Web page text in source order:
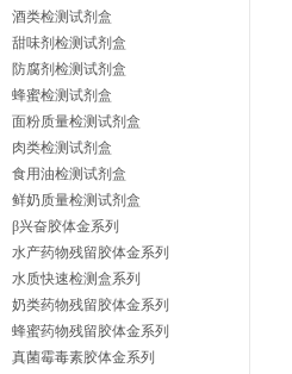
酒类检测试剂盒
甜味剂检测试剂盒
防腐剂检测试剂盒
蜂蜜检测试剂盒
面粉质量检测试剂盒
肉类检测试剂盒
食用油检测试剂盒
鲜奶质量检测试剂盒
β兴奋胶体金系列
水产药物残留胶体金系列
水质快速检测盒系列
奶类药物残留胶体金系列
蜂蜜药物残留胶体金系列
真菌霉毒素胶体金系列